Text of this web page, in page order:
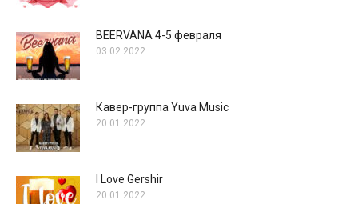
BEERVANA 4-5 февраля
03.02.2022
Кавер-группа Yuva Music
20.01.2022
I Love Gershir
20.01.2022